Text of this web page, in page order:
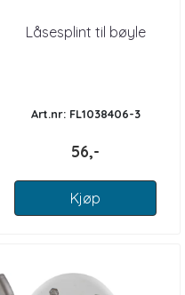
Låsesplint til bøyle
Art.nr: FL1038406-3
56,-
Kjøp